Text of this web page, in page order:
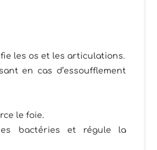
les os et les articulations.
en cas d’essoufflement
le foie.
bactéries et régule la